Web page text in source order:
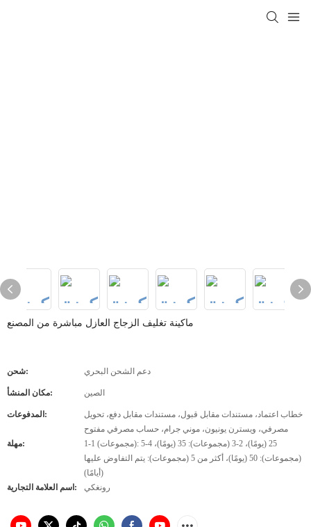
ماكينة تغليف الزجاج العازل مباشرة من المصنع
شحن: دعم الشحن البحري
مكان المنشأ: الصين
المدفوعات:
خطاب اعتماد، مستندات مقابل قبول، مستندات مقابل دفع، تحويل
مصرفي، ويسترن يونيون، موني جرام، حساب مصرفي مفتوح
مهلة:
1-1 (مجموعات): 25 (يومًا)، 2-3 (مجموعات): 35 (يومًا)، 4-5
(مجموعات): 50 (يومًا)، أكثر من 5 (مجموعات): يتم التفاوض عليها
(أيامًا)
اسم العلامة التجارية:
رونغكي